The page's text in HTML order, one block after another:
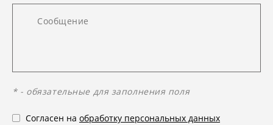
* - обязательные для заполнения поля
Согласен на обработку персональных данных